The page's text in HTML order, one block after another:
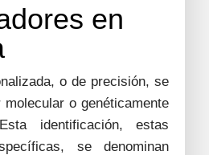
en
o de precisión, se
o genéticamente
identificación, estas
se denominan